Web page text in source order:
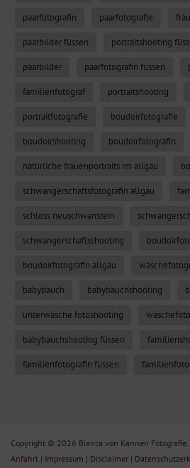
paarfotografin paarfotografie
paarbilder füssen portraitshooting
paarbilder paarfotografin füssen
familienfotograf portraitshooting
portraitfotografie boudoirfotografie
boudoirshooting boudoirfotografin
natürliche frauenportraits im allgäu
schwangerschaftsfotografin allgäu
schloss neuschwanstein
schwangerschaftsshooting
boudoirfotografin allgäu
babybauch babybauchshooting
unterwäsche fotoshooting
babybauchshooting füssen
familienfotografin füssen
Copyright © 2026 Bianca von Kannen Fotografie.
Anfahrt | Impressum | Disclaimer |